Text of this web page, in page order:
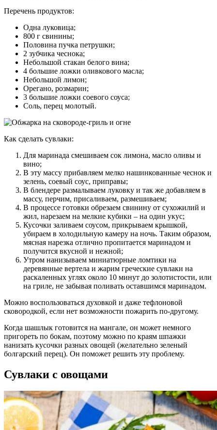
Перечень продуктов:
Одна луковица;
800 г свинины;
Половина пучка петрушки;
2 зубчика чеснока;
Небольшой стакан белого вина;
4 большие ложки оливкового масла;
Небольшой лимон;
Орегано, розмарин;
3 большие ложки соевого соуса;
Соль, перец молотый.
Как сделать сувлаки:
Для маринада смешиваем сок лимона, масло оливы и
вино;
В эту массу прибавляем мелко нашинкованные чеснок и
зелень, соевый соус, приправы;
В блендере размалываем луковку и так же добавляем в
массу, перчим, присаливаем, размешиваем;
В процессе готовки обрезаем свинину от сухожилий и
жил, нарезаем на мелкие кубики – на один укус;
Кусочки заливаем соусом, прикрываем крышкой,
убираем в холодильную камеру на ночь. Таким образом,
мясная нарезка отлично пропитается маринадом и
получится вкусной и нежной;
Утром нанизываем миниатюрные ломтики на
деревянные вертела и жарим греческие сувлаки на
раскаленных углях около 10 минут до золотистости, или
на гриле, не забывая поливать оставшимся маринадом.
Можно воспользоваться духовкой и даже тефлоновой
сковородкой, если нет возможности пожарить по-другому.
Когда шашлык готовится на мангале, он может немного
пригореть по бокам, поэтому можно по краям шпажки
нанизать кусочки разных овощей (желательно зеленый
болгарский перец). Он поможет решить эту проблему.
Сувлаки с овощами